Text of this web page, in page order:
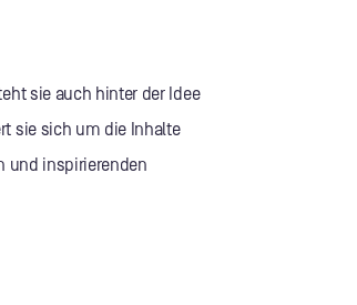
sie auch hinter der Idee
sie sich um die Inhalte
und inspirierenden